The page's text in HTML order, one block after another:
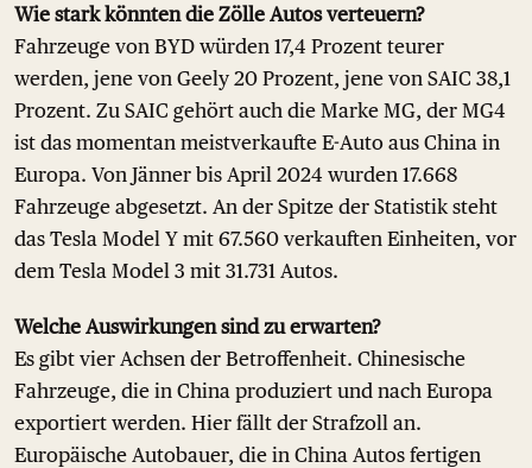
Wie stark könnten die Zölle Autos verteuern?
Fahrzeuge von BYD würden 17,4 Prozent teurer
werden, jene von Geely 20 Prozent, jene von SAIC 38,1
Prozent. Zu SAIC gehört auch die Marke MG, der MG4
ist das momentan meistverkaufte E-Auto aus China in
Europa. Von Jänner bis April 2024 wurden 17.668
Fahrzeuge abgesetzt. An der Spitze der Statistik steht
das Tesla Model Y mit 67.560 verkauften Einheiten, vor
dem Tesla Model 3 mit 31.731 Autos.
Welche Auswirkungen sind zu erwarten?
Es gibt vier Achsen der Betroffenheit. Chinesische
Fahrzeuge, die in China produziert und nach Europa
exportiert werden. Hier fällt der Strafzoll an.
Europäische Autobauer, die in China Autos fertigen